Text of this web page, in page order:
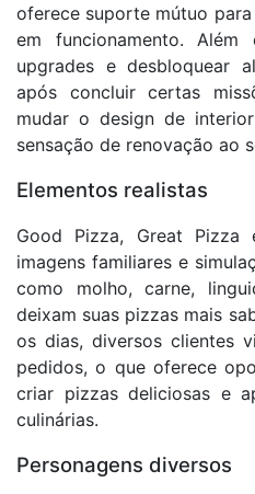
oferece suporte mútuo
em funcionamento.
upgrades e desbloquear
após concluir certas
mudar o design de
sensação de renovação ao
Elementos realistas
Good Pizza, Great
imagens familiares e
como molho, carne,
deixam suas pizzas mais
os dias, diversos clientes
pedidos, o que oferece
criar pizzas deliciosas e
culinárias.
Personagens diversos